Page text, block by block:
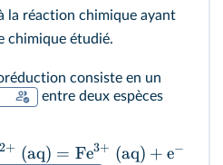
la réaction chimique ayant
chimique étudié.
consiste en un
entre deux espèces
2+ (aq) = Fe3+ (aq) + e−